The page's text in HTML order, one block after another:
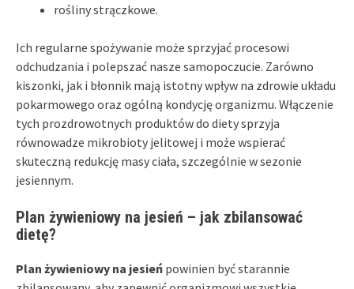
rośliny strączkowe.
Ich regularne spożywanie może sprzyjać procesowi
odchudzania i polepszać nasze samopoczucie. Zarówno
kiszonki, jak i błonnik mają istotny wpływ na zdrowie układu
pokarmowego oraz ogólną kondycję organizmu. Włączenie
tych prozdrowotnych produktów do diety sprzyja
równowadze mikrobioty jelitowej i może wspierać
skuteczną redukcję masy ciała, szczególnie w sezonie
jesiennym.
Plan żywieniowy na jesień – jak zbilansować
dietę?
Plan żywieniowy na jesień powinien być starannie